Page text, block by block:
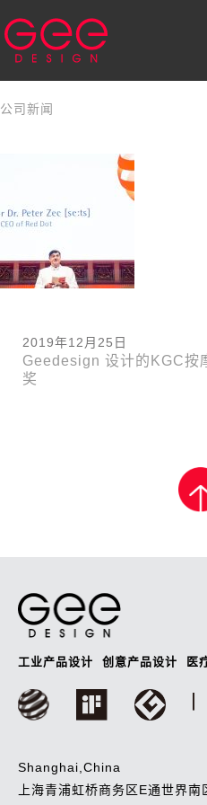
公司新闻
2019年12月25日
Geedesign 设计的KGC按
奖
工业产品设计 创意产品设计 医
Shanghai,China
上海青浦虹桥商务区E通世界南